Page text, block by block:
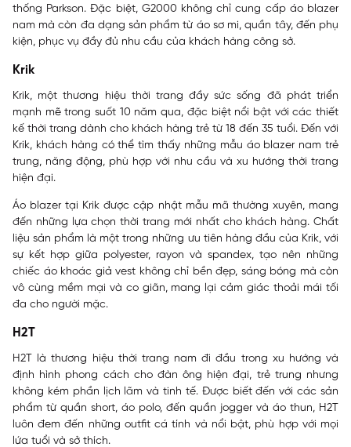
thống Parkson. Đặc biệt, G2000 không chỉ cung cấp áo blazer
nam mà còn đa dạng sản phẩm từ áo sơ mi, quần tây, đến phụ
kiện, phục vụ đầy đủ nhu cầu của khách hàng công sở.
Krik
Krik, một thương hiệu thời trang đầy sức sống đã phát triển
mạnh mẽ trong suốt 10 năm qua, đặc biệt nổi bật với các thiết
kế thời trang dành cho khách hàng trẻ từ 18 đến 35 tuổi. Đến với
Krik, khách hàng có thể tìm thấy những mẫu áo blazer nam trẻ
trung, năng động, phù hợp với nhu cầu và xu hướng thời trang
hiện đại.
Áo blazer tại Krik được cập nhật mẫu mã thường xuyên, mang
đến những lựa chọn thời trang mới nhất cho khách hàng. Chất
liệu sản phẩm là một trong những ưu tiên hàng đầu của Krik, với
sự kết hợp giữa polyester, rayon và spandex, tạo nên những
chiếc áo khoác giả vest không chỉ bền đẹp, sáng bóng mà còn
vô cùng mềm mại và co giãn, mang lại cảm giác thoải mái tối
đa cho người mặc.
H2T
H2T là thương hiệu thời trang nam đi đầu trong xu hướng và
định hình phong cách cho đàn ông hiện đại, trẻ trung nhưng
không kém phần lịch lãm và tinh tế. Được biết đến với các sản
phẩm từ quần short, áo polo, đến quần jogger và áo thun, H2T
luôn đem đến những outfit cá tính và nổi bật, phù hợp với mọi
lứa tuổi và sở thích.